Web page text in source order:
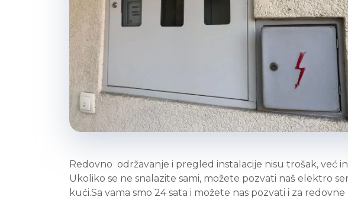
Redovno održavanje i pregled instalacije nisu trošak, već
Ukoliko se ne snalazite sami, možete pozvati naš elektro
kući.Sa vama smo 24 sata i možete nas pozvati i za